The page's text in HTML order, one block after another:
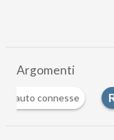
Argomenti
auto connesse R